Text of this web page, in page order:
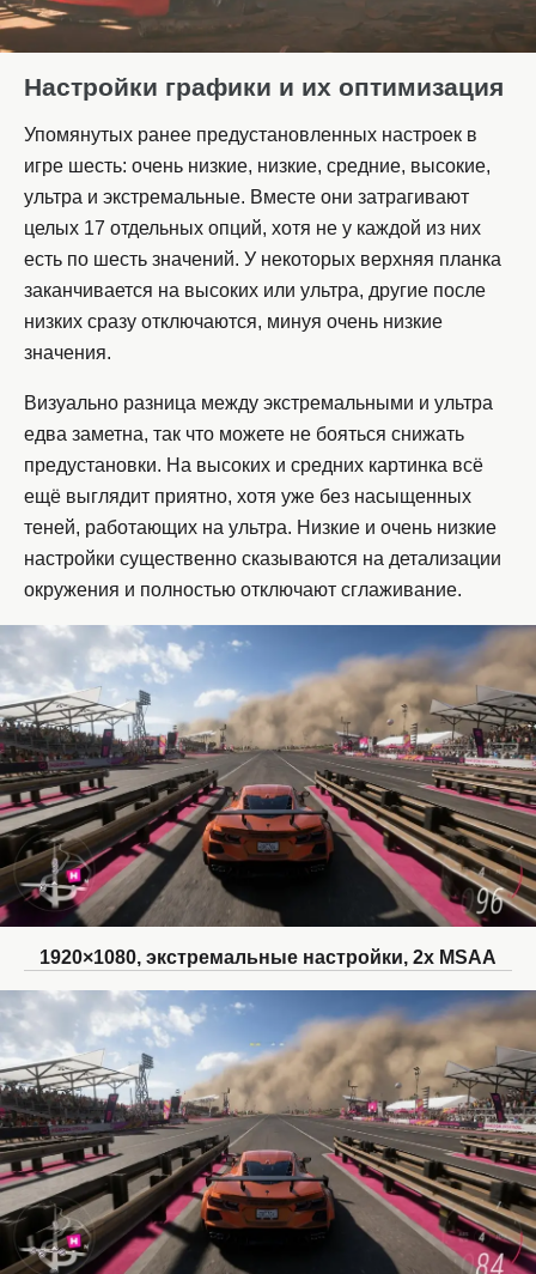
Настройки графики и их оптимизация
Упомянутых ранее предустановленных настроек в
игре шесть: очень низкие, низкие, средние, высокие,
ультра и экстремальные. Вместе они затрагивают
целых 17 отдельных опций, хотя не у каждой из них
есть по шесть значений. У некоторых верхняя планка
заканчивается на высоких или ультра, другие после
низких сразу отключаются, минуя очень низкие
значения.
Визуально разница между экстремальными и ультра
едва заметна, так что можете не бояться снижать
предустановки. На высоких и средних картинка всё
ещё выглядит приятно, хотя уже без насыщенных
теней, работающих на ультра. Низкие и очень низкие
настройки существенно сказываются на детализации
окружения и полностью отключают сглаживание.
1920×1080, экстремальные настройки, 2x MSAA